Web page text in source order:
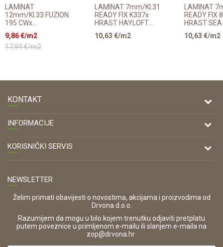
LAMINAT
12mm/Kl.33 FUZION
195 CWx
p=1,51 m2
9,86€/m2
17,94€/m2
LAMINAT 7mm/Kl.31
READY FIX K337x
HRAST HAYLOFT
10,63 €/m2
LAMINAT 7mm/Kl.31
READY FIX
HRAST
10,63 €/m2
KONTAKT
DRVONA D.O.O.
Antuna Mihanovića 7,
47000 Karlovac
OIB:
42821181683
16280
INFORMACIJE
O nama
KORISNIČKI SERVIS
Zaštita privatnosti i osobnih podataka
Korištenje kolačića
Pravo na odustajanje i jednostrani raskid ugovora
Reklamacije
NEWSLETTER
Želim primati obavijesti o novostima, akcijama i proizvodima od
Drvona d.o.o.
Razumijem da mogu u bilo kojem trenutku odjaviti pretplatu
putem poveznice u primljenom e-mailu ili slanjem e-maila na
zop@drvona.hr